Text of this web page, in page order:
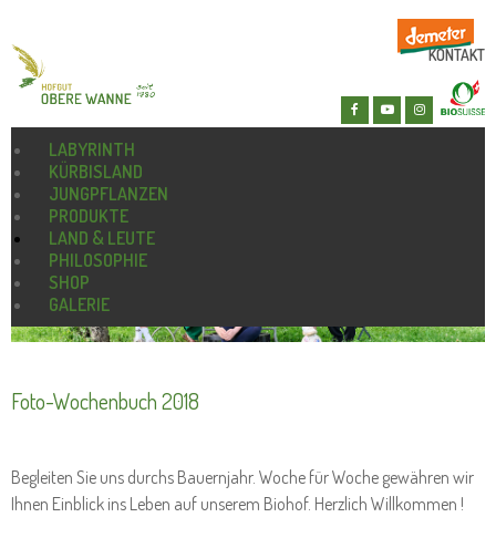
KONTAKT
LABYRINTH
KÜRBISLAND
JUNGPFLANZEN
PRODUKTE
LAND & LEUTE
PHILOSOPHIE
SHOP
GALERIE
Foto-Wochenbuch 2018
Begleiten Sie uns durchs Bauernjahr. Woche für Woche gewähren wir
Ihnen Einblick ins Leben auf unserem Biohof. Herzlich Willkommen !